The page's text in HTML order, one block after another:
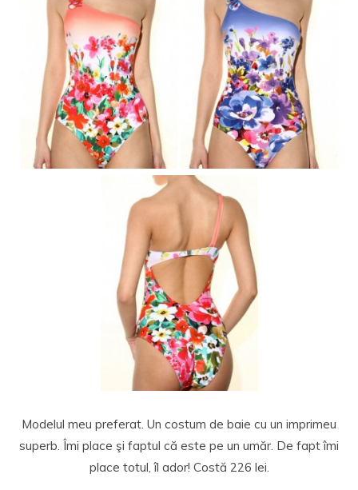
Modelul meu preferat. Un costum de baie cu un imprimeu
superb. Îmi place şi faptul că este pe un umăr. De fapt îmi
place totul, îl ador! Costă 226 lei.